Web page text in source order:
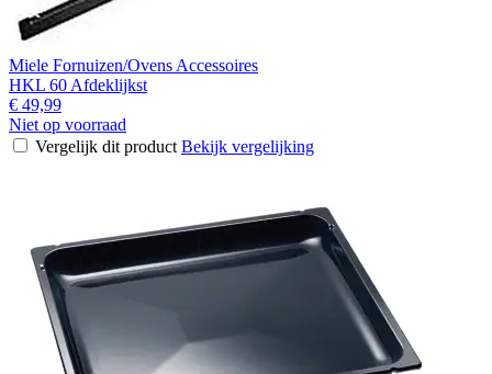
Miele Fornuizen/Ovens Accessoires
HKL 60 Afdeklijkst
€ 49,99
Niet op voorraad
Vergelijk dit product Bekijk vergelijking